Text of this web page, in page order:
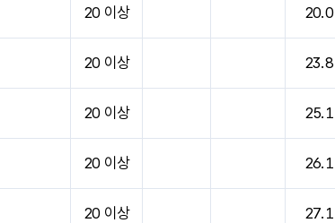
20 이상 20.0
20 이상 23.8
20 이상 25.1
20 이상 26.1
20 이상 27.1